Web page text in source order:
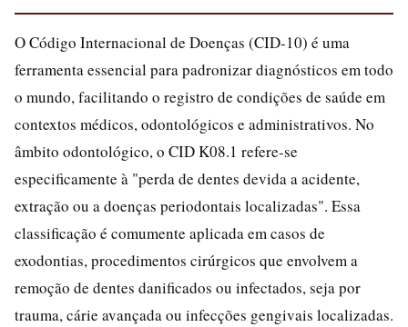
O Código Internacional de Doenças (CID-10) é uma
ferramenta essencial para padronizar diagnósticos em todo
o mundo, facilitando o registro de condições de saúde em
contextos médicos, odontológicos e administrativos. No
âmbito odontológico, o CID K08.1 refere-se
especificamente à "perda de dentes devida a acidente,
extração ou a doenças periodontais localizadas". Essa
classificação é comumente aplicada em casos de
exodontias, procedimentos cirúrgicos que envolvem a
remoção de dentes danificados ou infectados, seja por
trauma, cárie avançada ou infecções gengivais localizadas.